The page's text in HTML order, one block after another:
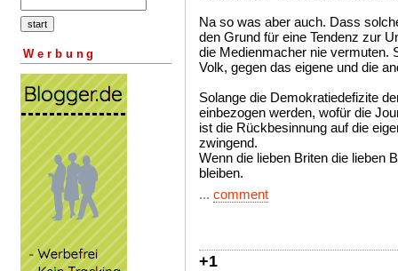
Werbung
Na so was aber auch. Dass
den Grund für eine Tendenz zur
die Medienmacher nie vermuten.
Volk, gegen das eigene und die
Solange die Demokratiedefizite
einbezogen werden, wofür die
ist die Rückbesinnung auf die
zwingend.
Wenn die lieben Briten die lieben
bleiben.
... comment
+1